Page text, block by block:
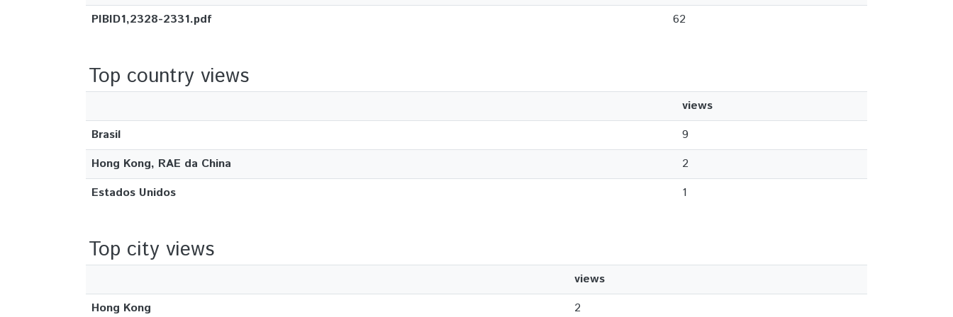
PIBID1,2328-2331.pdf
62
Top country views
views
Brasil
9
Hong Kong, RAE da China
2
Estados Unidos
1
Top city views
views
Hong Kong
2